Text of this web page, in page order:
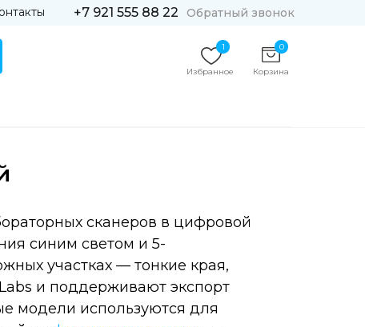
Корзина
Избранное
+7 921 555 88 22 Обратный звонок
1 0
сканеров в цифровой
синим светом и 5-
участках — тонкие края,
и поддерживают экспорт
модели используются для